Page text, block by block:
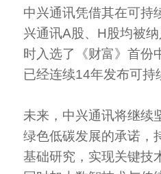
中兴通讯凭借其在可持
兴通讯A股、H股均被
时入选了《财富》首份
已经连续14年发布可持
未来，中兴通讯将继续
绿色低碳发展的承诺，
基础研究，实现关键技